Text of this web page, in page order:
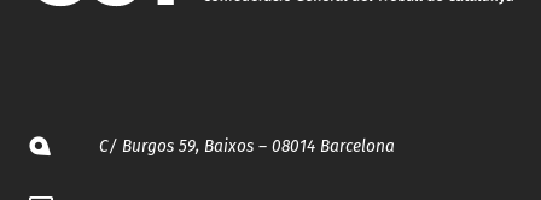
C/ Burgos 59, Baixos – 08014 Barcelona